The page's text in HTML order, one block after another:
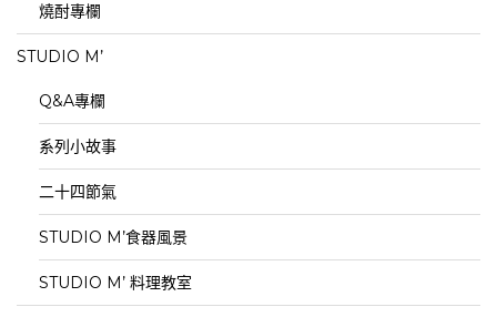
燒酎專欄
STUDIO M’
Q&A專欄
系列小故事
二十四節氣
STUDIO M’食器風景
STUDIO M’ 料理教室